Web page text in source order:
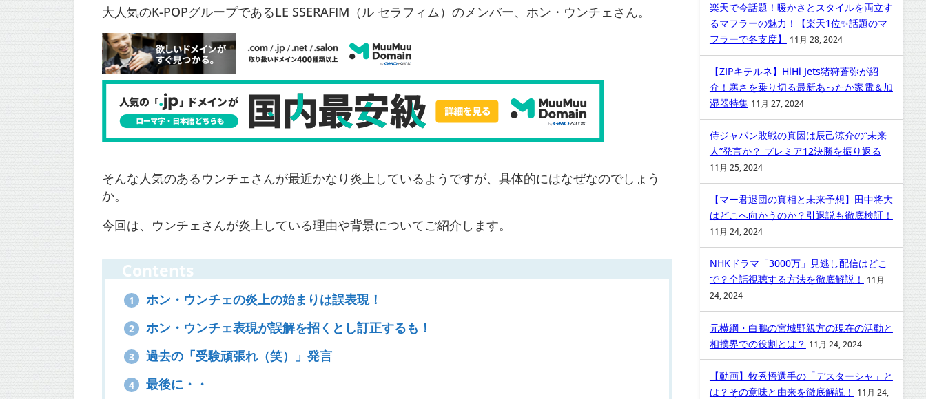
大人気のK-POPグループであるLE SSERAFIM（ル セラフィム）のメンバー、ホン・ウンチェさん。
そんな人気のあるウンチェさんが最近かなり炎上しているようですが、具体的にはなぜなのでしょう
か。
今回は、ウンチェさんが炎上している理由や背景についてご紹介します。
Contents
1 ホン・ウンチェの炎上の始まりは誤表現！
2 ホン・ウンチェ表現が誤解を招くとし訂正するも！
3 過去の「受験頑張れ（笑）」発言
4 最後に・・
楽天で今話題！暖かさとスタイルを両立す
るマフラーの魅力！【楽天1位✨話題のマ
フラーで冬支度】
11月 28, 2024
【ZIPキテルネ】HiHi Jets猪狩蒼弥が紹
介！寒さを乗り切る最新あったか家電＆加
湿器特集 11月 27, 2024
侍ジャパン敗戦の真因は辰己涼介の“未来
人”発言か？ プレミア12決勝を振り返る
11月 25, 2024
【マー君退団の真相と未来予想】田中将大
はどこへ向かうのか？引退説も徹底検証！
11月 24, 2024
NHKドラマ「3000万」見逃し配信はどこ
で？全話視聴する方法を徹底解説！
11月
24, 2024
元横綱・白鵬の宮城野親方の現在の活動と
相撲界での役割とは？ 11月 24, 2024
【動画】牧秀悟選手の「デスターシャ」と
は？その意味と由来を徹底解説！
11月 24,